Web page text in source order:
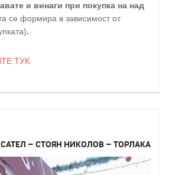
и винаги при покупка на над
се формира в зависимост от
.
ТУК
– СТОЯН НИКОЛОВ – ТОРЛАКА